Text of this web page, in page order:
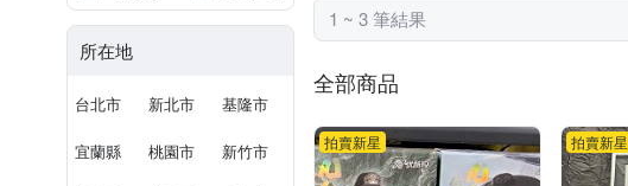
所在地
台北市 新北市 基隆市
宜蘭縣 桃園市 新竹市
1 ~ 3 筆結果
全部商品
拍賣新星 拍賣新星